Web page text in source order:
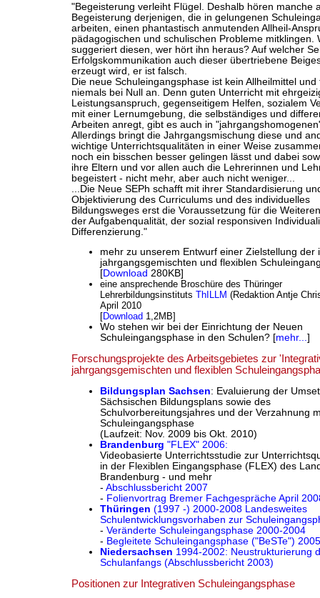
"Begeisterung verleiht Flügel. Deshalb hören manche
Begeisterung derjenigen, die in gelungenen
arbeiten, einen phantastisch anmutenden Allheil-
pädagogischen und schulischen Probleme mitklingen.
suggeriert diesen, wer hört ihn heraus? Auf welcher
Erfolgskommunikation auch dieser übertriebene
erzeugt wird, er ist falsch.
Die neue Schuleingangsphase ist kein Allheilmittel und
niemals bei Null an. Denn guten Unterricht mit
Leistungsanspruch, gegenseitigem Helfen, sozialem
mit einer Lernumgebung, die selbständiges und
Arbeiten anregt, gibt es auch in
Allerdings bringt die Jahrgangsmischung diese und
wichtige Unterrichtsqualitäten in einer Weise
noch ein bisschen besser gelingen lässt und dabei
ihre Eltern und vor allen auch die Lehrerinnen und
begeistert - nicht mehr, aber auch nicht weniger...
...Die Neue SEPh schafft mit ihrer Standardisierung
Objektivierung des Curriculums und des individuelles
Bildungsweges erst die Voraussetzung für die
der Aufgabenqualität, der sozial responsiven
Differenzierung."
mehr zu unserem Entwurf einer Zielstellung der
jahrgangsgemischten und flexiblen
[Download 280KB]
eine ansprechende Broschüre des Thüringer
Lehrerbildungsinstituts ThILLM (Redaktion Antje
April 2010
[Download 1,2MB]
Wo stehen wir bei der Einrichtung der Neuen
Schuleingangsphase in den Schulen? [mehr... ]
Forschungsprojekte des Arbeitsgebietes zur
jahrgangsgemischten und flexiblen
Bildungsplan Sachsen: Evaluierung der
Sächsischen Bildungsplans sowie des
Schulvorbereitungsjahres und der Verzahnung
Schuleingangsphase
(Laufzeit: Nov. 2009 bis Okt. 2010)
Brandenburg "FLEX" 2006:
Videobasierte Unterrichtsstudie zur
in der Flexiblen Eingangsphase (FLEX) des
Brandenburg - und mehr
- Abschlussbericht 2007
- Folienvortrag Bremer Fachgespräche April
Thüringen (1997 -) 2000-2008 Landesweites
Schulentwicklungsvorhaben zur
- Veränderte Schuleingangsphase 2000-2004
- Begleitete Schuleingangsphase ("BeSTe")
Niedersachsen 1994-2002: Neustrukturierung
Schulanfangs (Abschlussbericht 2003)
Positionen zur Integrativen Schuleingangsphase